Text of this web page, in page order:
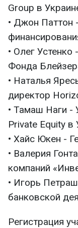
Group в
• Джон Паттон
• Олег
Фонда
• Наталья
директор
• Тамаш Наги -
Private Equity в
• Хайс Юкен -
• Валерия
компаний
• Игорь
банковской
Регистрация